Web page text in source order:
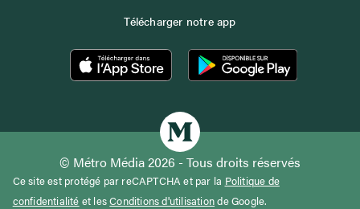
Télécharger notre app
© Métro Média 2026 - Tous droits réservés
Ce site est protégé par reCAPTCHA et par la Politique de
confidentialité et lesConditions d'utilisationde Google.